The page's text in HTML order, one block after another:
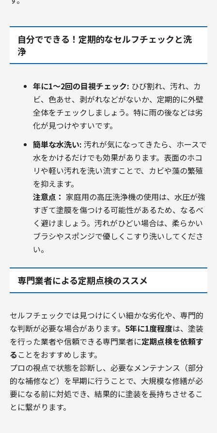
自分でできる！定期的なセルフチェックと洗
浄
年に1～2回の目視チェック: ひび割れ、汚れ、カ
ビ、色あせ、剥がれなどがないか、定期的に外壁
全体をチェックしましょう。特に雨の後などは劣
化が見つけやすいです。
簡単な水洗い: 汚れが気になってきたら、ホースで
水をかけるだけでも効果があります。表面のホコ
リや軽い汚れを洗い流すことで、カビや藻の繁殖
を抑えます。
注意点： 家庭用の高圧洗浄機の使用は、水圧が強
すぎて塗膜を傷つける可能性があるため、なるべ
く避けましょう。汚れがひどい場合は、柔らかい
ブラシやスポンジで優しくこすり洗いしてくださ
い。
専門業者による定期点検のススメ
セルフチェックでは見つけにくい細かな劣化や、専門的
な判断が必要な場合があります。 5年に1度程度は、塗装
を行った業者や信頼できる専門業者に定期点検を依頼す
る ことをおすすめします。
プロの視点で状態を診断し、必要なメンテナンス（部分
的な補修など）を早期に行うことで、大規模な修繕が必
要になる前に対処でき、結果的に塗装を長持ちさせるこ
とに繋がります。